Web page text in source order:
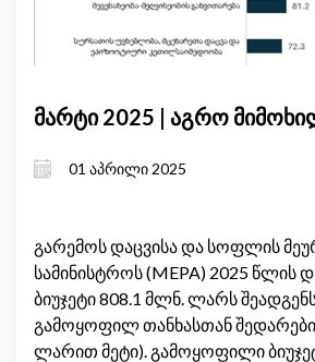
მარტი 2025 | აგრო
01 აპრილი 2025
გარემოს დაცვისა და სოფლის
სამინისტროს (MEPA) 2025 წლის
ბიუჯეტი 808.1 მლნ. ლარს
გამოყოფილ თანხასთან
ლარით მეტი). გამოყოფილი